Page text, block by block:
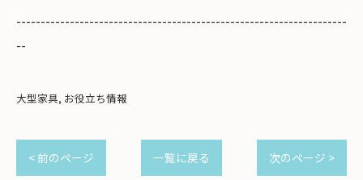
--------------------------------------------------------------------
--
大型家具 お役立ち情報
< 前のページ 一覧に戻る 次のページ >